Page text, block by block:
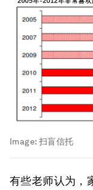
Image: 扫盲信托
有些老师认为，